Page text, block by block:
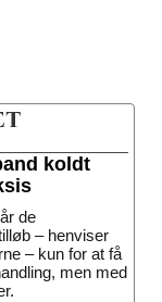
koldt
de
– henviser
– kun for at få
men med